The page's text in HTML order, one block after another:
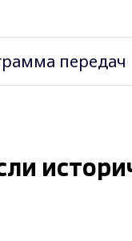
передач